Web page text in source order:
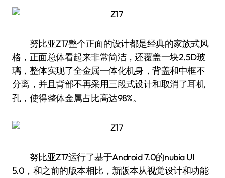
努比亚Z17整个正面的设计都是经典的家族式风
格，正面总体看起来非常简洁，还覆盖一块2.5D玻
璃，整体实现了全金属一体化机身，背盖和中框不
分离，并且背部不再采用三段式设计和取消了耳机
孔，使得整体金属占比高达98%。
努比亚Z17运行了基于Android 7.0的nubia UI
5.0，和之前的版本相比，新版本从视觉设计和功能